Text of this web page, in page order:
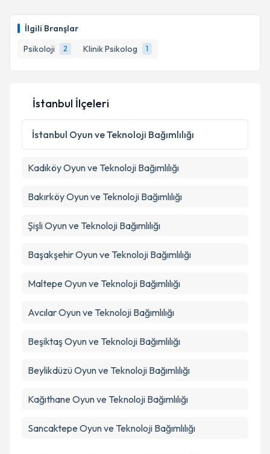
İlgili Branşlar
Psikoloji
2 Klinik Psikolog 1
İstanbul İlçeleri
İstanbul Oyun ve Teknoloji Bağımlılığı
KadıköyOyun ve Teknoloji Bağımlılığı
BakırköyOyun ve Teknoloji Bağımlılığı
ŞişliOyun ve Teknoloji Bağımlılığı
BaşakşehirOyun ve Teknoloji Bağımlılığı
Maltepe Oyun ve Teknoloji Bağımlılığı
AvcılarOyun ve Teknoloji Bağımlılığı
BeşiktaşOyun ve Teknoloji Bağımlılığı
BeylikdüzüOyun ve Teknoloji Bağımlılığı
Kağıthane Oyun ve Teknoloji Bağımlılığı
Sancaktepe Oyun ve Teknoloji Bağımlılığı